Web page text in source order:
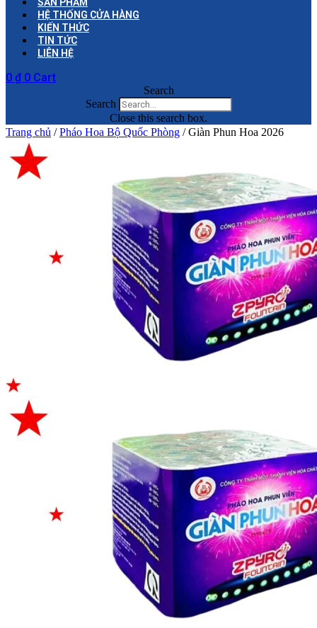
HỆ THỐNG CỬA HÀNG
KIẾN THỨC
TIN TỨC
LIÊN HỆ
0 ₫ 0 Cart
Search
Search
Close this search box.
Trang chủ /Pháo Hoa Bộ Quốc Phòng / Giàn Phun Hoa 2026